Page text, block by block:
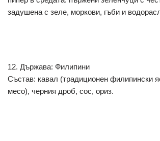
задушена с зеле, моркови, гъби и
12. Държава: Филипини
Състав: кавал (традиционен филипински
месо), черния дроб, сос, ориз.